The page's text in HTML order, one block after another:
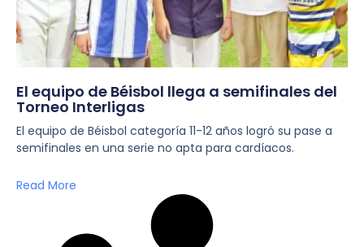
El equipo de Béisbol llega a semifinales del
Torneo Interligas
El equipo de Béisbol categoría 11-12 años logró su pase a
semifinales en una serie no apta para cardíacos.
Read More